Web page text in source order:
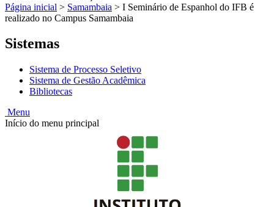
Página inicial > Samambaia > I Seminário de Espanhol do IFB é
realizado no Campus Samambaia
Sistemas
Sistema de Processo Seletivo
Sistema de Gestão Acadêmica
Bibliotecas
Menu
Início do menu principal